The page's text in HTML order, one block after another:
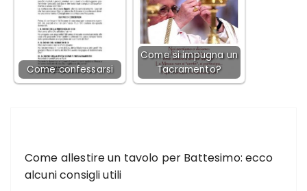
Come confessarsi
Come si impugna un
Tacramento?
Come allestire un tavolo per Battesimo: ecco
alcuni consigli utili